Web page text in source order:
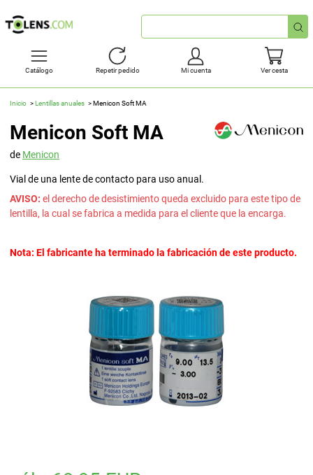
Búsqueda
rápida
Catálogo Repetir pedido Mi cuenta Ver cesta
Inicio Lentillas anuales Menicon Soft MA
Menicon Soft MA
de Menicon
Vial de una lente de contacto para uso anual.
AVISO: el derecho de desistimiento queda excluido para este tipo de
lentilla, la cual se fabrica a medida para el cliente que la encarga.
Nota: El fabricante ha terminado la fabricación de este producto.